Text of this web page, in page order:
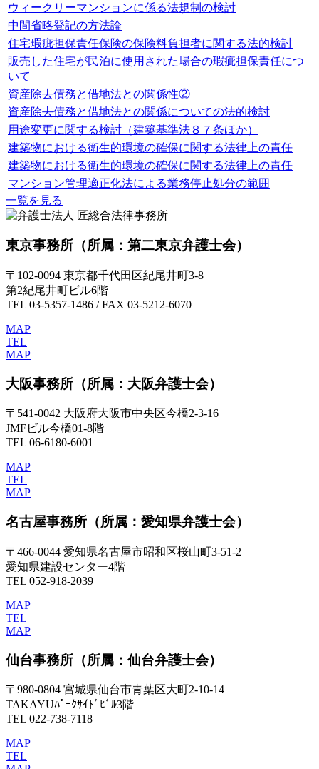
ウィークリーマンションに係る法規制の検討
中間省略登記の方法論
住宅瑕疵担保責任保険の保険料負担者に関する法的検討
販売した住宅が民泊に使用された場合の瑕疵担保責任につ
いて
資産除去債務と借地法との関係性②
資産除去債務と借地法との関係についての法的検討
用途変更に関する検討（建築基準法８７条ほか）
建築物における衛生的環境の確保に関する法律上の責任
建築物における衛生的環境の確保に関する法律上の責任
マンション管理適正化法による業務停止処分の範囲
一覧を見る
東京事務所 （所属：第二東京弁護士会）
〒102-0094 東京都千代田区紀尾井町3-8
第2紀尾井町ビル6階
TEL 03-5357-1486 / FAX 03-5212-6070
MAP
TEL
MAP
大阪事務所 （所属：大阪弁護士会）
〒541-0042 大阪府大阪市中央区今橋2-3-16
JMFビル今橋01-8階
TEL 06-6180-6001
MAP
TEL
MAP
名古屋事務所 （所属：愛知県弁護士会）
〒466-0044 愛知県名古屋市昭和区桜山町3-51-2
愛知県建設センター4階
TEL 052-918-2039
MAP
TEL
MAP
仙台事務所 （所属：仙台弁護士会）
〒980-0804 宮城県仙台市青葉区大町2-10-14
TAKAYUﾊﾟｰｸｻｲﾄﾞﾋﾞﾙ3階
TEL 022-738-7118
MAP
TEL